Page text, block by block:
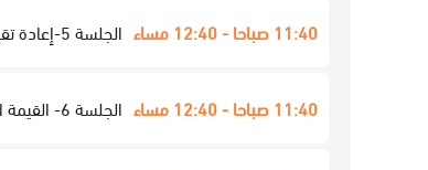
11:40 صباحا - 12:40 مساء الجلسة 5-إعادة تقييم الاستدامة الحضرية: دروس من العمارة التقليدية - الطابق السفلي من بن جلمود
11:40 صباحا - 12:40 مساء الجلسة 6- القيمة الاقتصادية للعمارة والتخطيط الحضري التقليدي "INTBAU" - الطابق العلوي من بن جلمود